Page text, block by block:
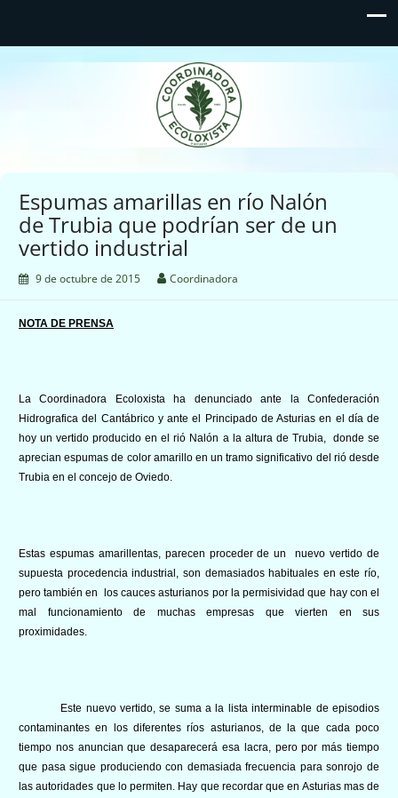
Coordinadora Ecoloxista
d'Asturies
Espumas amarillas en río Nalón
de Trubia que podrían ser de un
9 de octubre de 2015 Coordinadora
NOTA DE PRENSA
La Coordinadora Ecoloxista ha denunciado ante la Confederación
Hidrografica del Cantábrico y ante el Principado de Asturias en el día de
hoy un vertido producido en el rió Nalón a la altura de Trubia, donde se
aprecian espumas de color amarillo en un tramo significativo del rió desde
Trubia en el concejo de Oviedo.
Estas espumas amarillentas, parecen proceder de un nuevo vertido de
supuesta procedencia industrial, son demasiados habituales en este río,
pero también en los cauces asturianos por la permisividad que hay con el
mal funcionamiento de muchas empresas que vierten en sus
proximidades.
Este nuevo vertido, se suma a la lista interminable de episodios
contaminantes en los diferentes ríos asturianos, de la que cada poco
tiempo nos anuncian que desaparecerá esa lacra, pero por más tiempo
que pasa sigue produciendo con demasiada frecuencia para sonrojo de
las autoridades que lo permiten. Hay que recordar que en Asturias mas de